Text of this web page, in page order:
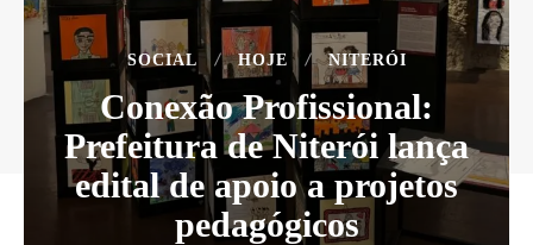
SOCIAL HOJE NITERÓI
Conexão Profissional:
Prefeitura de Niterói lança
edital de apoio a projetos
pedagógicos